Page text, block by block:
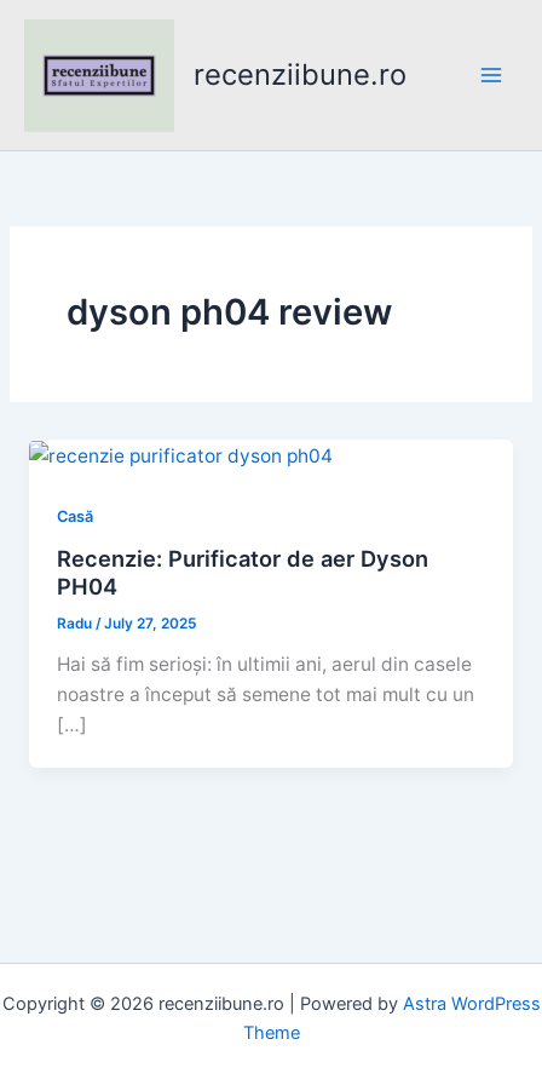
content
recenziibune.ro
dyson ph04 review
Casă
Recenzie: Purificator de aer Dyson
PH04
Radu/July 27, 2025
Hai să fim serioși: în ultimii ani, aerul din casele
noastre a început să semene tot mai mult cu un
[…]
Copyright © 2026 recenziibune.ro | Powered by Astra WordPress
Theme